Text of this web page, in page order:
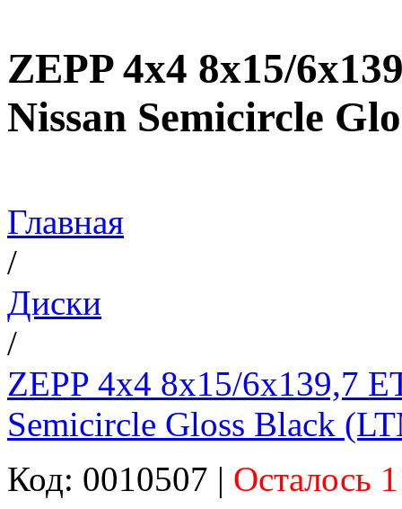
ZEPP 4x4 8x15/
Nissan Semicircle
Главная
/
Диски
/
ZEPP 4x4 8x15/6x139,7
Semicircle Gloss Black
Код: 0010507 | Осталось